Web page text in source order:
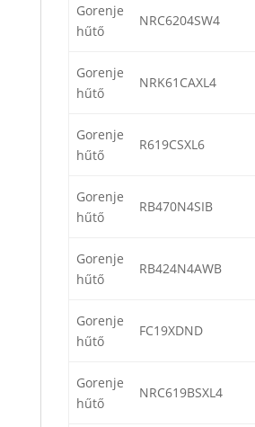
Gorenje
hűtő
NRC6204SW4
Gorenje
hűtő
NRK61CAXL4
Gorenje
hűtő
R619CSXL6
Gorenje
hűtő
RB470N4SIB
Gorenje
hűtő
RB424N4AWB
Gorenje
hűtő
FC19XDND
Gorenje
hűtő
NRC619BSXL4